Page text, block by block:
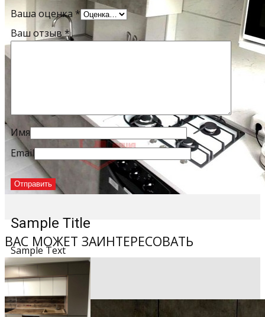
Sample Title
Sample Text
Ваша оценка *
Ваш отзыв*
Имя
Email
ВАС МОЖЕТ ЗАИНТЕРЕСОВАТЬ